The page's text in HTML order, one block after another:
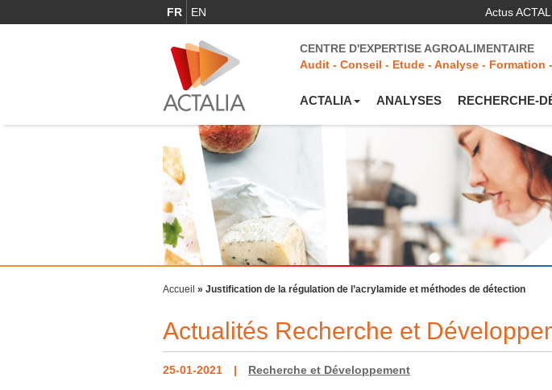
FR EN Actus
CENTRE D'EXPERTISE AGROALIMENTAIRE
Audit - Conseil - Etude - Analyse - Formation
ACTALIA ANALYSES RECHERCHE-
Accueil » Justification de la régulation de l’acrylamide et méthodes de détection
Actualités Recherche et
25-01-2021 Recherche et Développement